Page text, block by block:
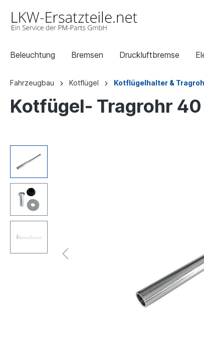
Beleuchtung Bremsen Druckluftbremse
Fahrzeugbau Kotflügel Kotflügelhalter &
Kotfügel- Tragrohr